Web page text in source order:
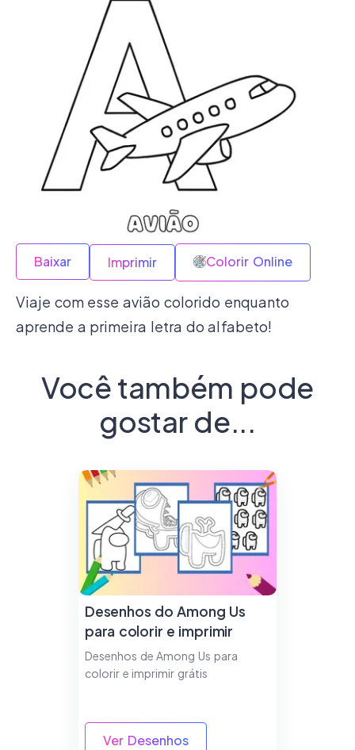
Baixar Imprimir Colorir Online
Viaje com esse avião colorido enquanto
aprende a primeira letra do alfabeto!
Você também pode
gostar de...
Desenhos do Among Us
para colorir e imprimir
Desenhos de Among Us para
colorir e imprimir grátis
Ver Desenhos